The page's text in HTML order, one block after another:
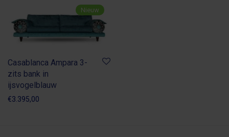
Nieuw
Casablanca Ampara 3-
zits bank in
ijsvogelblauw
€3.395,00